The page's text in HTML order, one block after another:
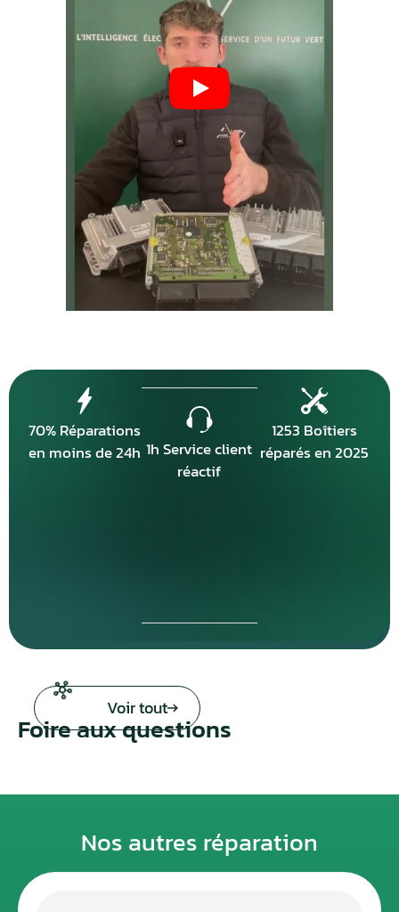
70% Réparations
en moins de 24h 1h Service client
réactif
1253 Boîtiers
réparés en 2025
Voir tout
Foire aux questions
Nos autres réparation